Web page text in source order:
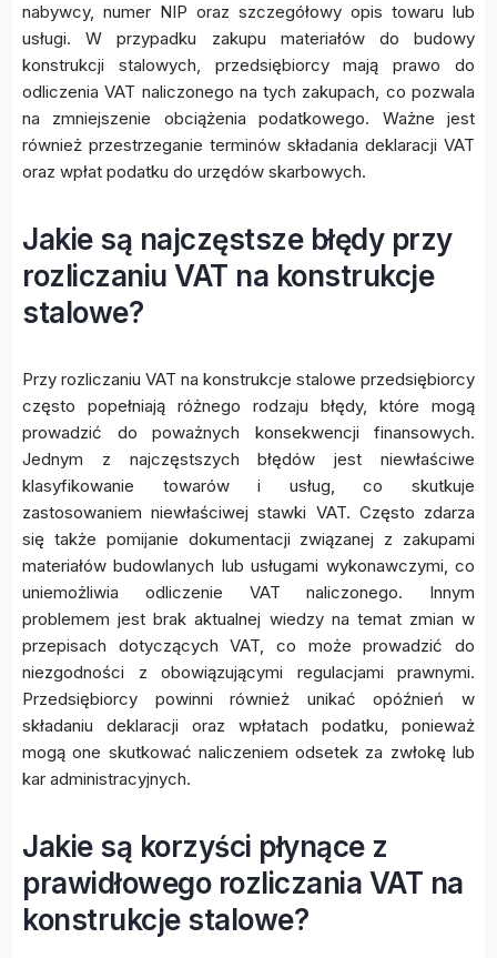
nabywcy, numer NIP oraz szczegółowy opis towaru lub
usługi. W przypadku zakupu materiałów do budowy
konstrukcji stalowych, przedsiębiorcy mają prawo do
odliczenia VAT naliczonego na tych zakupach, co pozwala
na zmniejszenie obciążenia podatkowego. Ważne jest
również przestrzeganie terminów składania deklaracji VAT
oraz wpłat podatku do urzędów skarbowych.
Jakie są najczęstsze błędy przy
rozliczaniu VAT na konstrukcje
stalowe?
Przy rozliczaniu VAT na konstrukcje stalowe przedsiębiorcy
często popełniają różnego rodzaju błędy, które mogą
prowadzić do poważnych konsekwencji finansowych.
Jednym z najczęstszych błędów jest niewłaściwe
klasyfikowanie towarów i usług, co skutkuje
zastosowaniem niewłaściwej stawki VAT. Często zdarza
się także pomijanie dokumentacji związanej z zakupami
materiałów budowlanych lub usługami wykonawczymi, co
uniemożliwia odliczenie VAT naliczonego. Innym
problemem jest brak aktualnej wiedzy na temat zmian w
przepisach dotyczących VAT, co może prowadzić do
niezgodności z obowiązującymi regulacjami prawnymi.
Przedsiębiorcy powinni również unikać opóźnień w
składaniu deklaracji oraz wpłatach podatku, ponieważ
mogą one skutkować naliczeniem odsetek za zwłokę lub
kar administracyjnych.
Jakie są korzyści płynące z
prawidłowego rozliczania VAT na
konstrukcje stalowe?